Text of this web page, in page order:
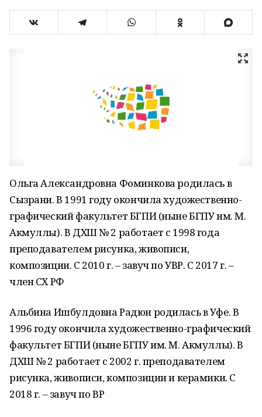
Ольга Александровна Фоминкова родилась в
Сызрани. В 1991 году окончила художественно-
графический факультет БГПИ (ныне БГПУ им. М.
Акмуллы). В ДХШ № 2 работает с 1998 года
преподавателем рисунка, живописи,
композиции. С 2010 г. – завуч по УВР. С 2017 г. –
член СХ РФ
Альбина Ишбулдовна Радюн родилась в Уфе. В
1996 году окончила художественно-графический
факультет БГПИ (ныне БГПУ им. М. Акмуллы). В
ДХШ № 2 работает с 2002 г. преподавателем
рисунка, живописи, композиции и керамики. С
2018 г. – завуч по ВР